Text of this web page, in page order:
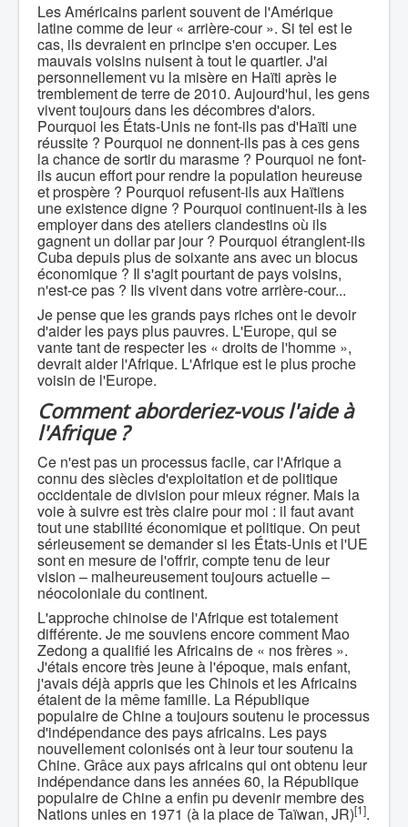
Les Américains parlent souvent de l'Amérique
latine comme de leur « arrière-cour ». Si tel est le
cas, ils devraient en principe s'en occuper. Les
mauvais voisins nuisent à tout le quartier. J'ai
personnellement vu la misère en Haïti après le
tremblement de terre de 2010. Aujourd'hui, les gens
vivent toujours dans les décombres d'alors.
Pourquoi les États-Unis ne font-ils pas d'Haïti une
réussite ? Pourquoi ne donnent-ils pas à ces gens
la chance de sortir du marasme ? Pourquoi ne font-
ils aucun effort pour rendre la population heureuse
et prospère ? Pourquoi refusent-ils aux Haïtiens
une existence digne ? Pourquoi continuent-ils à les
employer dans des ateliers clandestins où ils
gagnent un dollar par jour ? Pourquoi étranglent-ils
Cuba depuis plus de soixante ans avec un blocus
économique ? Il s'agit pourtant de pays voisins,
n'est-ce pas ? Ils vivent dans votre arrière-cour...
Je pense que les grands pays riches ont le devoir
d'aider les pays plus pauvres. L'Europe, qui se
vante tant de respecter les « droits de l'homme »,
devrait aider l'Afrique. L'Afrique est le plus proche
voisin de l'Europe.
Comment aborderiez-vous l'aide à
l'Afrique ?
Ce n'est pas un processus facile, car l'Afrique a
connu des siècles d'exploitation et de politique
occidentale de division pour mieux régner. Mais la
voie à suivre est très claire pour moi : il faut avant
tout une stabilité économique et politique. On peut
sérieusement se demander si les États-Unis et l'UE
sont en mesure de l'offrir, compte tenu de leur
vision – malheureusement toujours actuelle –
néocoloniale du continent.
L'approche chinoise de l'Afrique est totalement
différente. Je me souviens encore comment Mao
Zedong a qualifié les Africains de « nos frères ».
J'étais encore très jeune à l'époque, mais enfant,
j'avais déjà appris que les Chinois et les Africains
étaient de la même famille. La République
populaire de Chine a toujours soutenu le processus
d'indépendance des pays africains. Les pays
nouvellement colonisés ont à leur tour soutenu la
Chine. Grâce aux pays africains qui ont obtenu leur
indépendance dans les années 60, la République
populaire de Chine a enfin pu devenir membre des
Nations unies en 1971 (à la place de Taïwan, JR)[1].